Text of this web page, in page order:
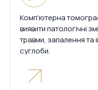
Комп'ютерна
виявити патологічні
травми, запалення та
суглоби.